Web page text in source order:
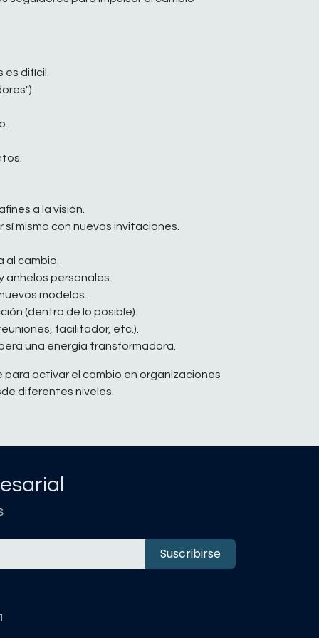
difícil.
a la visión.
mismo con nuevas invitaciones.
al cambio.
anhelos personales.
modelos.
(dentro de lo posible).
facilitador, etc.).
una energía transformadora.
para activar el cambio en organizaciones
diferentes niveles.
Suscribirse